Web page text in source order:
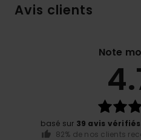
Avis clients
Note
basé sur 39 avis vérifiés
82% de nos clients